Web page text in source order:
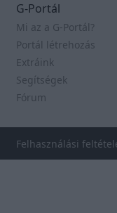
G-Portál
Mi az a G-Portál?
Portál létrehozás
Extráink
Segítségek
Fórum
Felhasználási